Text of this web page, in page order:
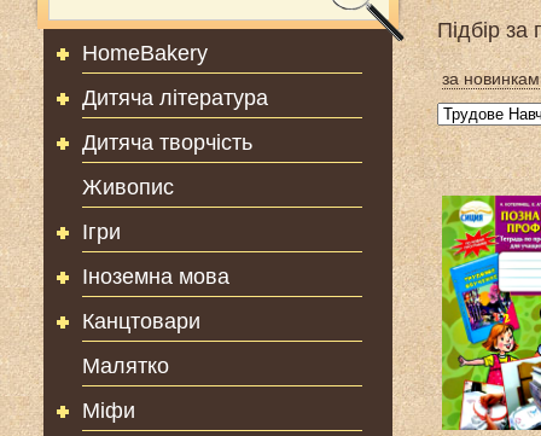
HomeBakery
Дитяча література
Дитяча творчість
Живопис
Ігри
Іноземна мова
Канцтовари
Малятко
Міфи
Підбір за
за